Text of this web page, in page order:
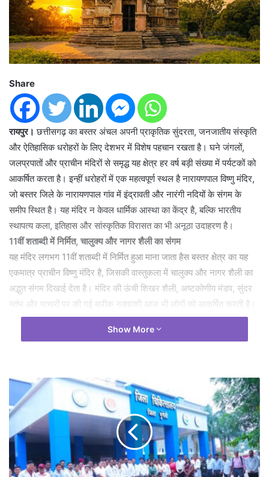
Share
रायपुर। छत्तीसगढ़ का बस्तर अंचल अपनी प्राकृतिक सुंदरता, जनजातीय संस्कृति
और ऐतिहासिक धरोहरों के लिए देशभर में विशेष पहचान रखता है। घने जंगलों,
जलप्रपातों और प्राचीन मंदिरों से समृद्ध यह क्षेत्र हर वर्ष बड़ी संख्या में पर्यटकों को
आकर्षित करता है। इन्हीं धरोहरों में एक महत्वपूर्ण स्थल है नारायणपाल विष्णु मंदिर,
जो बस्तर जिले के नारायणपाल गांव में इंद्रावती और नारंगी नदियों के संगम के
समीप स्थित है। यह मंदिर न केवल धार्मिक आस्था का केंद्र है, बल्कि भारतीय
स्थापत्य कला, इतिहास और सांस्कृतिक विरासत का भी अनूठा उदाहरण है।
11वीं शताब्दी में निर्मित, चालुक्य और नागर शैली का संगम
यह मंदिर लगभग 11वीं शताब्दी में निर्मित हुआ माना जाता हैस बस्तर क्षेत्र का यह
एकमात्र प्राचीन विष्णु मंदिर है, जिसकी वास्तुकला में चालुक्य और नागर शैली का
अद्भुत संगम दिखाई देता है। मंदिर की ऊंची शिखर शैली, अष्टकोणीय मंडप, सुंदर
स्तंभ और पत्थरों पर की गई बारीक नक्काशी आज भी लोगों को आकर्षित करती है।
मंदिर की दीवारों और प्रवेश द्वार पर उकेरी गई कलाकृतियां उस समय के शिल्पकारों
की उत्कृष्ट कला-कौशल को दर्शाती हैं। इतिहासकार इस मंदिर को खजुराहो
मंदिर का वातावरण शांत और आध्यात्मिक अनुभूति से भरपूर है। इंद्रावती और
नारंगी नदियों का संगम इस स्थल की सुंदरता को और मनमोहक बना देता है। सुबह
और शाम के समय मंदिर परिसर और नदी किनारे का दृश्य पर्यटकों को विशेष रूप से
आकर्षित करता है। यहां प्रकृति, आस्था और इतिहास का अद्भुत संगम देखने को
मिलता है। यही कारण है कि धार्मिक श्रद्धालुओं के साथ-साथ इतिहासकार,
वास्तुकला प्रेमी और फोटोग्राफी के शौकीन पर्यटक भी बड़ी संख्या में यहां पहुंचते
Show More